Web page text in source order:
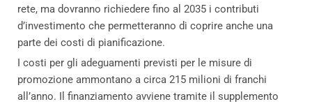
rete, ma dovranno richiedere fino al 2035 i contributi
d’investimento che permetteranno di coprire anche una
parte dei costi di pianificazione.
I costi per gli adeguamenti previsti per le misure di
promozione ammontano a circa 215 milioni di franchi
all’anno. Il finanziamento avviene tramite il supplemento